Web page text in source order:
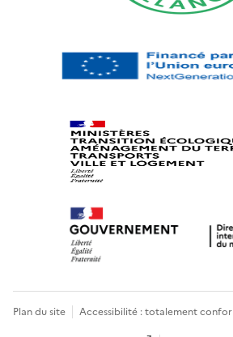
Plan du site Accessibilité : totalement